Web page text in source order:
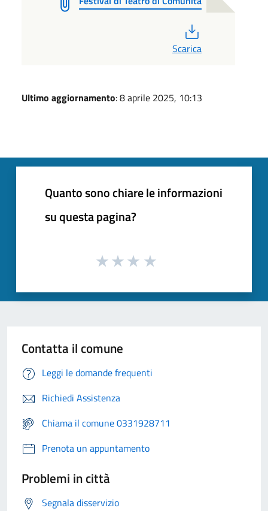
Scarica
Ultimo aggiornamento: 8 aprile 2025, 10:13
Quanto sono chiare le informazioni
su questa pagina?
Contatta il comune
Leggi le domande frequenti
Richiedi Assistenza
Chiama il comune 0331928711
Prenota un appuntamento
Problemi in città
Segnala disservizio